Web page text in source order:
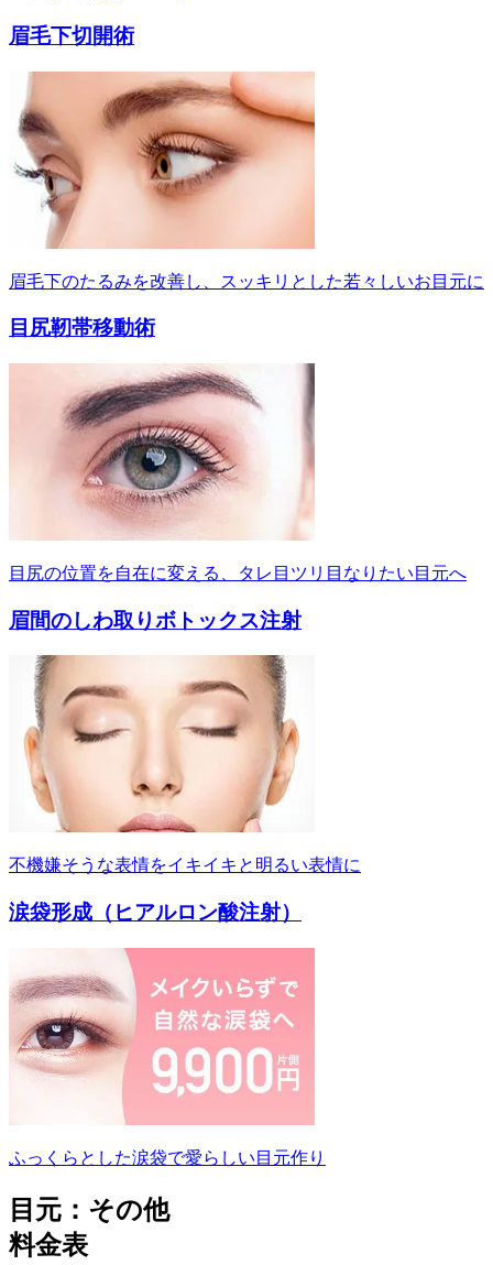
眉毛下切開術
眉毛下のたるみを改善し、スッキリとした若々しいお目元に
目尻靭帯移動術
目尻の位置を自在に変える、タレ目ツリ目なりたい目元へ
眉間のしわ取りボトックス注射
不機嫌そうな表情をイキイキと明るい表情に
涙袋形成（ヒアルロン酸注射）
ふっくらとした涙袋で愛らしい目元作り
目元：その他
料金表